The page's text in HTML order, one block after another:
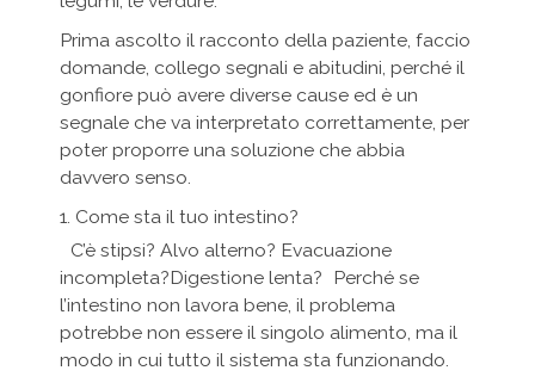
Prima ascolto il racconto della paziente, faccio
domande, collego segnali e abitudini, perché il
gonfiore può avere diverse cause ed è un
segnale che va interpretato correttamente, per
poter proporre una soluzione che abbia
davvero senso.
1. Come sta il tuo intestino?
C’è stipsi? Alvo alterno? Evacuazione
incompleta?Digestione lenta? Perché se
l’intestino non lavora bene, il problema
potrebbe non essere il singolo alimento, ma il
modo in cui tutto il sistema sta funzionando.